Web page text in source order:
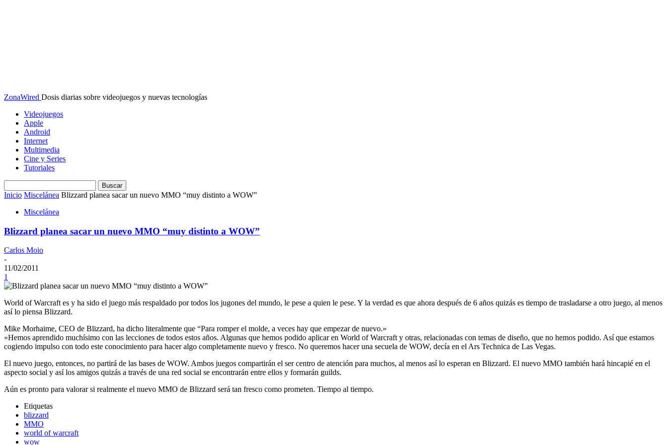
ZonaWired Dosis diarias sobre videojuegos y nuevas tecnologías
Videojuegos
Apple
Android
Internet
Multimedia
Cine y Series
Tutoriales
Inicio Miscelánea Blizzard planea sacar un nuevo MMO “muy distinto a WOW”
Miscelánea
Blizzard planea sacar un nuevo MMO “muy distinto a WOW”
Carlos Moio
-
11/02/2011
1
World of Warcraft es y ha sido el juego más respaldado por todos los jugones del mundo, le pese a quien le pese. Y la verdad es que ahora después de 6 años quizás es tiempo de trasladarse a otro juego, al menos
así lo piensa Blizzard.
Mike Morhaime, CEO de Blizzard, ha dicho literalmente que “Para romper el molde, a veces hay que empezar de nuevo.»
«Hemos aprendido muchísimo con las lecciones de todos estos años. Algunas que hemos podido aplicar en World of Warcraft y otras, relacionadas con temas de diseño, que no hemos podido. Así que estamos
cogiendo impulso con todo este conocimiento para hacer algo completamente nuevo y fresco. No queremos hacer una secuela de WOW, decía en el Ars Technica de Las Vegas.
El nuevo juego, entonces, no partirá de las bases de WOW. Ambos juegos compartirán el ser centro de atención para muchos, al menos así lo esperan en Blizzard. El nuevo MMO también hará hincapié en el
aspecto social y así los amigos quizás a través de una red social se encontrarán entre ellos y formarán guilds.
Aún es pronto para valorar si realmente el nuevo MMO de Blizzard será tan fresco como prometen. Tiempo al tiempo.
Etiquetas
blizzard
MMO
world of warcraft
wow